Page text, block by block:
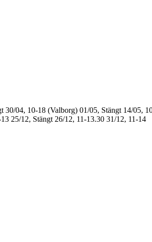
30/04, 10-18 (Valborg) 01/05, Stängt 14/05,
25/12, Stängt 26/12, 11-13.30 31/12, 11-14